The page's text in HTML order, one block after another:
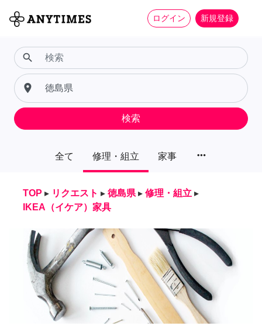
ログイン 新規登録
全て 修理・組立 家事 more_horiz
search
place
検索
TOP ▸ リクエスト ▸ 徳島県 ▸ 修理・組立 ▸
IKEA（イケア）家具